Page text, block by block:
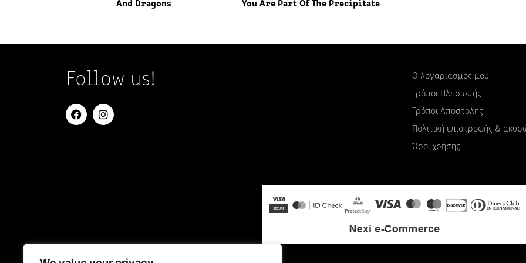
And Dragons
You Are Part Of The Precipitate
Follow us!
Ο λογαριασμός μου
Τρόποι Πληρωμής
Τρόποι Αποστολής
Πολιτική επιστροφής &
Όροι χρήσης